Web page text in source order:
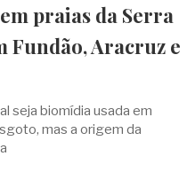
praias da Serra
Fundão, Aracruz e
seja biomídia usada em
mas a origem da